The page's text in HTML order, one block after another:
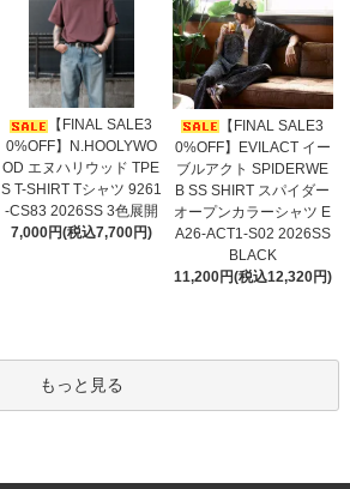
【FINAL SALE3
0%OFF】N.HOOLYWO
OD エヌハリウッド TPE
S T-SHIRT Tシャツ 9261
-CS83 2026SS 3色展開
7,000円(税込7,700円)
【FINAL SALE3
0%OFF】EVILACT イー
ブルアクト SPIDERWE
B SS SHIRT スパイダー
オープンカラーシャツ E
A26-ACT1-S02 2026SS
BLACK
11,200円(税込12,320円)
もっと見る